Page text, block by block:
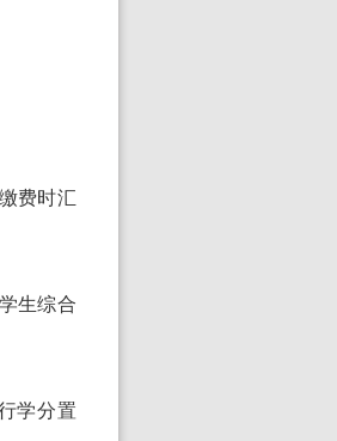
费时汇
生综合
学分置